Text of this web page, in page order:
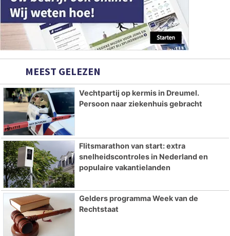
MEEST GELEZEN
Vechtpartij op kermis in Dreumel.
Persoon naar ziekenhuis gebracht
Flitsmarathon van start: extra
snelheidscontroles in Nederland en
populaire vakantielanden
Gelders programma Week van de
Rechtstaat